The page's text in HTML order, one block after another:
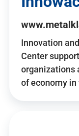
Innovation
Center
organizations
of economy